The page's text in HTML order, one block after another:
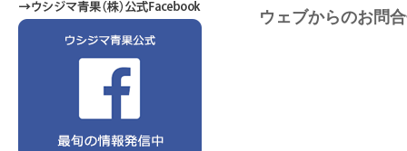
ウェブからのお問